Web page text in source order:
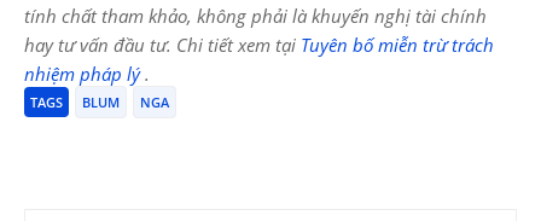
tính chất tham khảo, không phải là khuyến nghị tài chính
hay tư vấn đầu tư. Chi tiết xem tại Tuyên bố miễn trừ trách
nhiệm pháp lý.
TAGS BLUM NGA